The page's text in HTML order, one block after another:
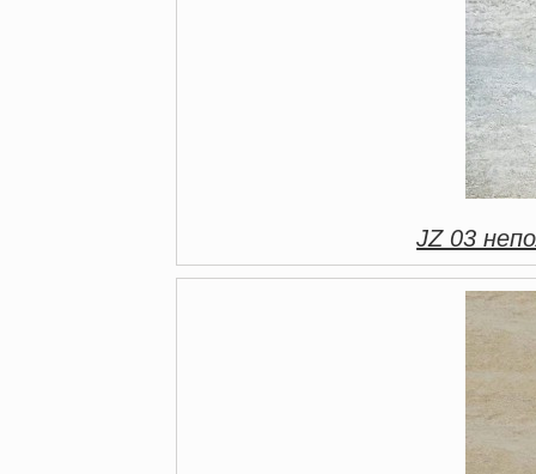
JZ 03